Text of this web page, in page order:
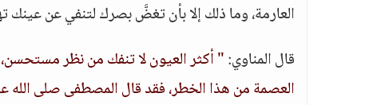
العارمة، وما ذلك إلا بأن تغضَّ بصرك لتنفي عن عينك
قال المناوي:" أكثر العيون لا تنفك من نظر
العصمة من هذا الخطر، فقد قال المصطفى صلى الله